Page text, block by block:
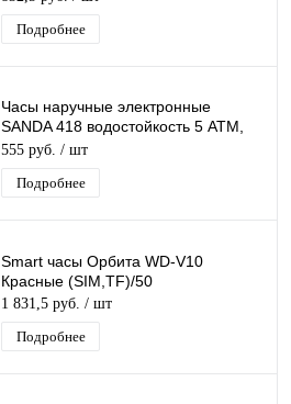
Подробнее
Часы наручные электронные
SANDA 418 водостойкость 5 АТМ,
дата, будильник, секундомер
555 руб. / шт
Подробнее
Smart часы Орбита WD-V10
Красные (SIM,TF)/50
1 831,5 руб. / шт
Подробнее